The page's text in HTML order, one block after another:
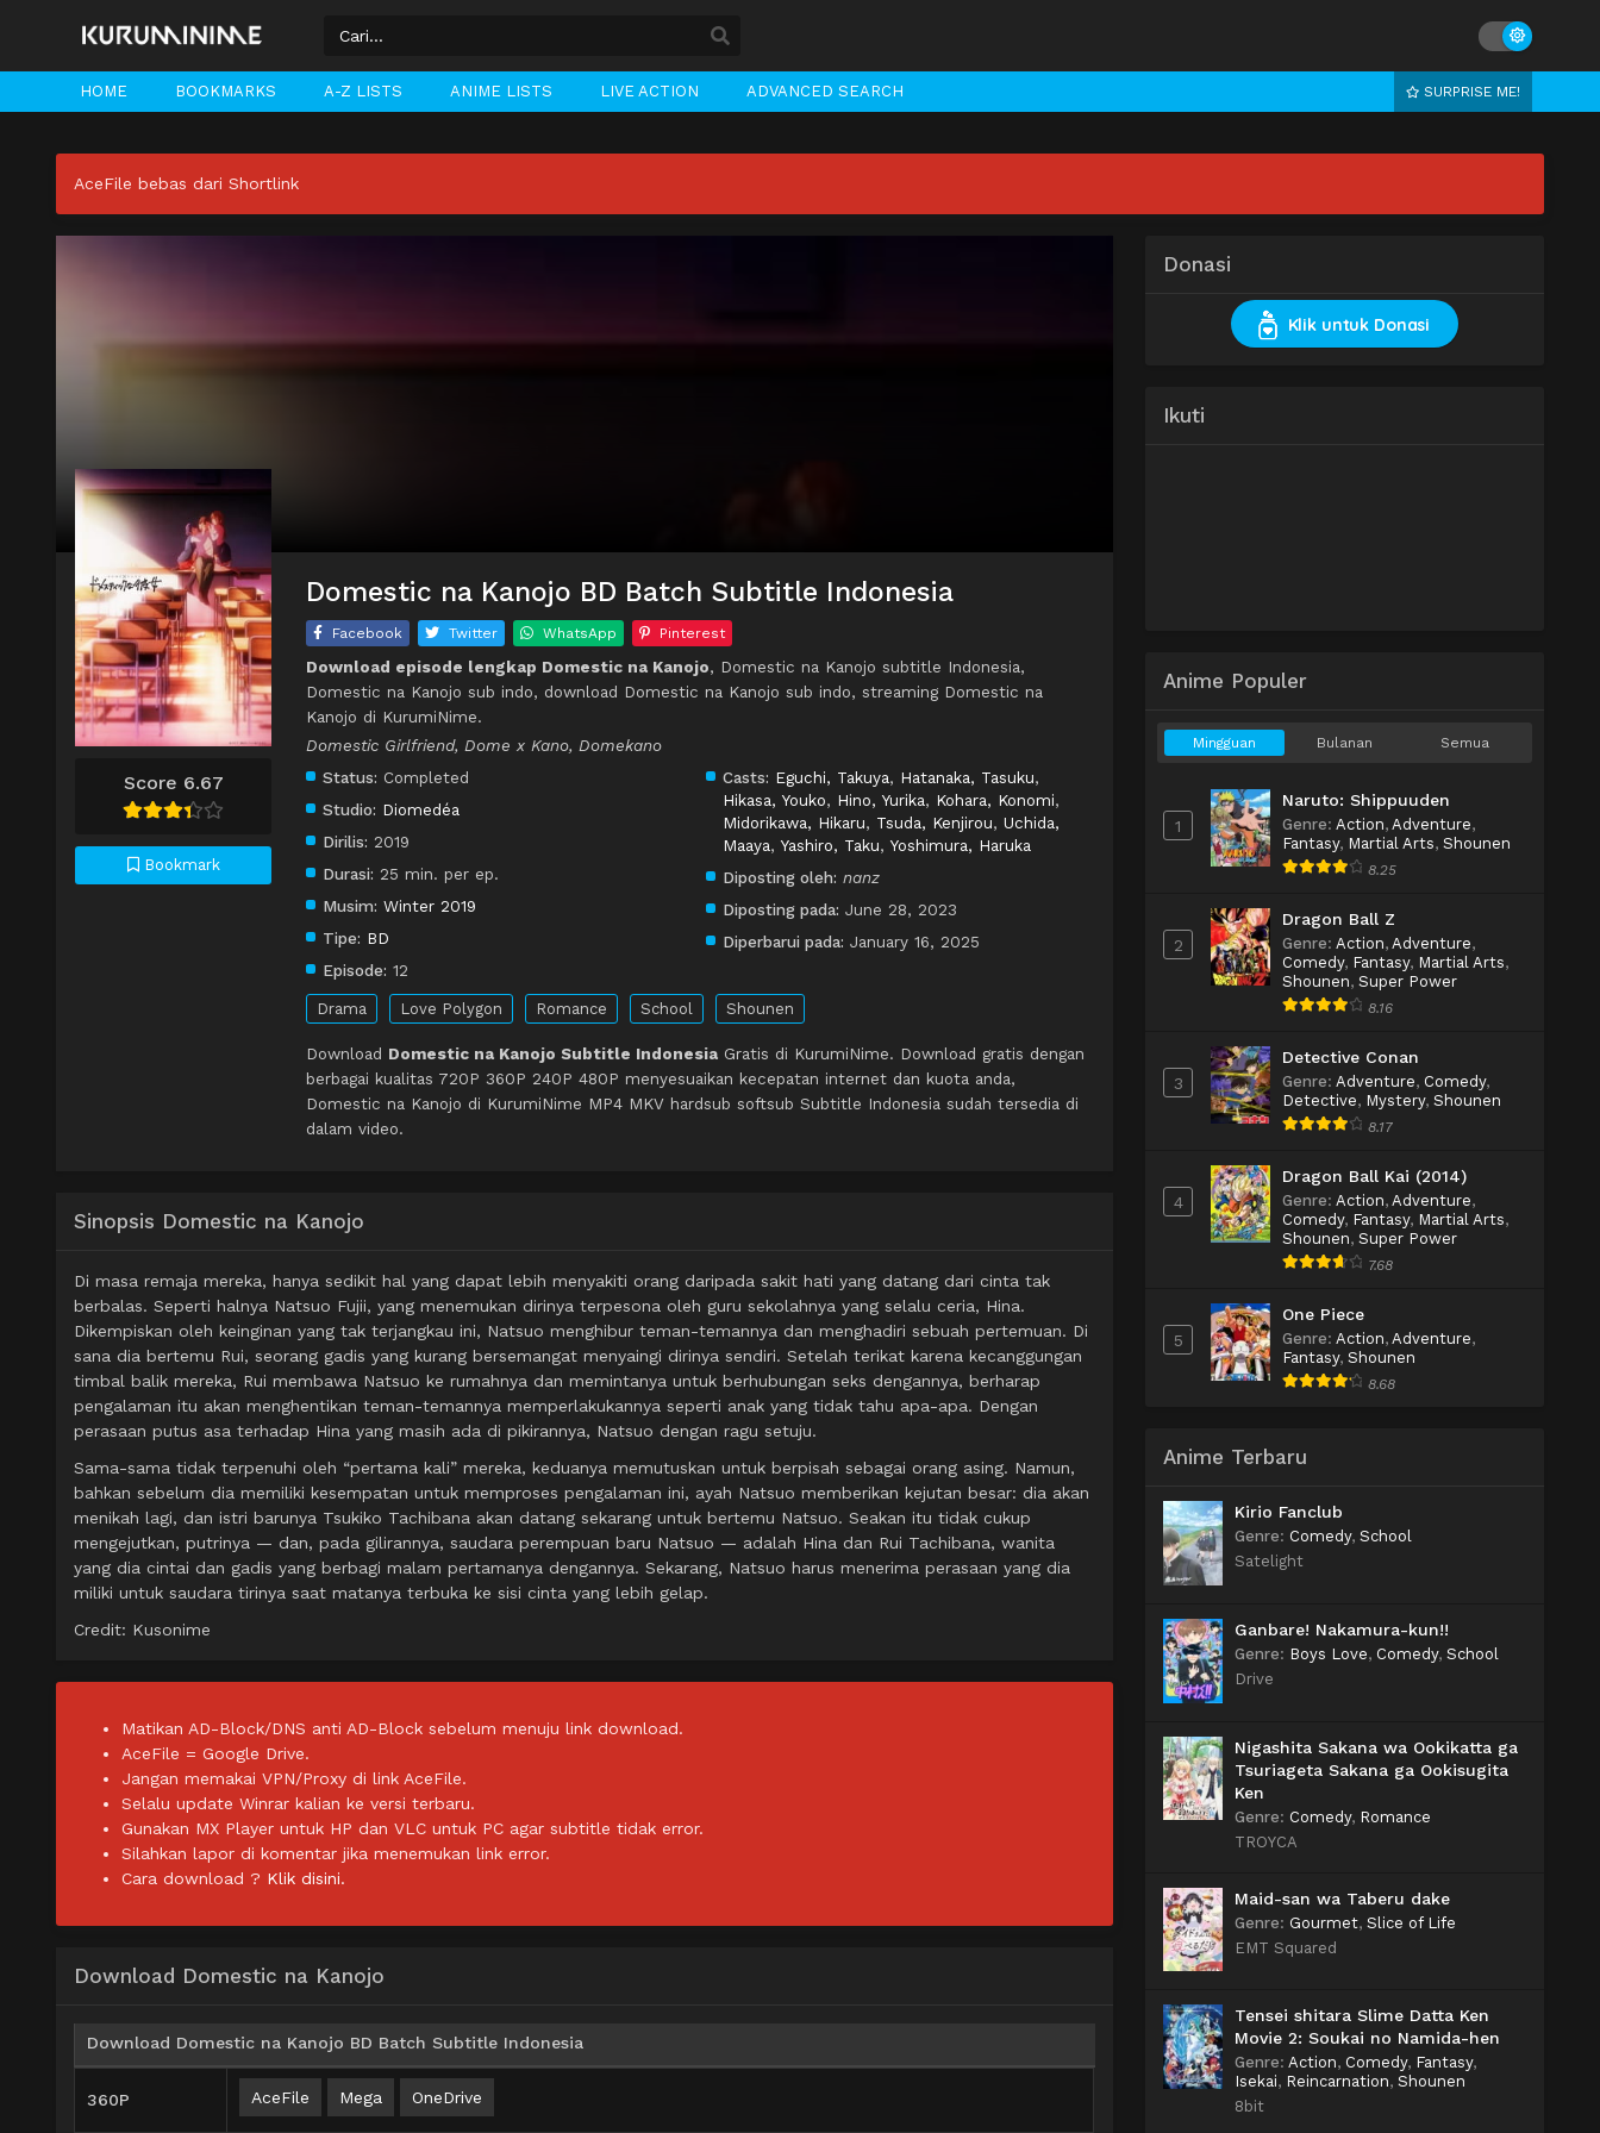
HOME BOOKMARKS A-Z LISTS ANIME LISTS LIVE ACTION ADVANCED SEARCH SURPRISE ME!
AceFile bebas dari Shortlink
Score 6.67
Bookmark
Domestic na Kanojo BD Batch Subtitle Indonesia
Facebook Twitter WhatsApp Pinterest
Download episode lengkap Domestic na Kanojo, Domestic na Kanojo subtitle Indonesia,
Domestic na Kanojo sub indo, download Domestic na Kanojo sub indo, streaming Domestic na
Kanojo di KurumiNime.
Domestic Girlfriend, Dome x Kano, Domekano
Status: Completed
Studio: Diomedéa
Dirilis: 2019
Durasi: 25 min. per ep.
Musim: Winter 2019
Tipe: BD
Episode: 12
Casts: Eguchi, Takuya, Hatanaka, Tasuku,
Hikasa, Youko, Hino, Yurika, Kohara, Konomi,
Midorikawa, Hikaru, Tsuda, Kenjirou, Uchida,
Maaya, Yashiro, Taku, Yoshimura, Haruka
Diposting oleh: nanz
Diposting pada: June 28, 2023
Diperbarui pada: January 16, 2025
Drama Love Polygon Romance School Shounen
Download Domestic na Kanojo Subtitle Indonesia Gratis di KurumiNime. Download gratis dengan
berbagai kualitas 720P 360P 240P 480P menyesuaikan kecepatan internet dan kuota anda,
Domestic na Kanojo di KurumiNime MP4 MKV hardsub softsub Subtitle Indonesia sudah tersedia di
dalam video.
Sinopsis Domestic na Kanojo
Di masa remaja mereka, hanya sedikit hal yang dapat lebih menyakiti orang daripada sakit hati yang datang dari cinta tak
berbalas. Seperti halnya Natsuo Fujii, yang menemukan dirinya terpesona oleh guru sekolahnya yang selalu ceria, Hina.
Dikempiskan oleh keinginan yang tak terjangkau ini, Natsuo menghibur teman-temannya dan menghadiri sebuah pertemuan. Di
sana dia bertemu Rui, seorang gadis yang kurang bersemangat menyaingi dirinya sendiri. Setelah terikat karena kecanggungan
timbal balik mereka, Rui membawa Natsuo ke rumahnya dan memintanya untuk berhubungan seks dengannya, berharap
pengalaman itu akan menghentikan teman-temannya memperlakukannya seperti anak yang tidak tahu apa-apa. Dengan
perasaan putus asa terhadap Hina yang masih ada di pikirannya, Natsuo dengan ragu setuju.
Sama-sama tidak terpenuhi oleh “pertama kali” mereka, keduanya memutuskan untuk berpisah sebagai orang asing. Namun,
bahkan sebelum dia memiliki kesempatan untuk memproses pengalaman ini, ayah Natsuo memberikan kejutan besar: dia akan
menikah lagi, dan istri barunya Tsukiko Tachibana akan datang sekarang untuk bertemu Natsuo. Seakan itu tidak cukup
mengejutkan, putrinya — dan, pada gilirannya, saudara perempuan baru Natsuo — adalah Hina dan Rui Tachibana, wanita
yang dia cintai dan gadis yang berbagi malam pertamanya dengannya. Sekarang, Natsuo harus menerima perasaan yang dia
miliki untuk saudara tirinya saat matanya terbuka ke sisi cinta yang lebih gelap.
Credit: Kusonime
Matikan AD-Block/DNS anti AD-Block sebelum menuju link download.
AceFile = Google Drive.
Jangan memakai VPN/Proxy di link AceFile.
Selalu update Winrar kalian ke versi terbaru.
Gunakan MX Player untuk HP dan VLC untuk PC agar subtitle tidak error.
Silahkan lapor di komentar jika menemukan link error.
Cara download ? Klik disini.
Download Domestic na Kanojo
Download Domestic na Kanojo BD Batch Subtitle Indonesia
360P AceFile Mega OneDrive
Donasi
Klik untuk Donasi
Ikuti
Anime Populer
Mingguan Bulanan Semua
1
Naruto: Shippuuden
Genre: Action, Adventure,
Fantasy, Martial Arts, Shounen
8.25
2
Dragon Ball Z
Genre: Action, Adventure,
Comedy, Fantasy, Martial Arts,
Shounen, Super Power
8.16
3
Detective Conan
Genre: Adventure, Comedy,
Detective, Mystery, Shounen
8.17
4
Dragon Ball Kai (2014)
Genre: Action, Adventure,
Comedy, Fantasy, Martial Arts,
Shounen, Super Power
7.68
5
One Piece
Genre: Action, Adventure,
Fantasy, Shounen
8.68
Anime Terbaru
Kirio Fanclub
Genre: Comedy, School
Satelight
Ganbare! Nakamura-kun!!
Genre: Boys Love, Comedy, School
Drive
Nigashita Sakana wa Ookikatta ga
Tsuriageta Sakana ga Ookisugita
Ken
Genre: Comedy, Romance
TROYCA
Maid-san wa Taberu dake
Genre: Gourmet, Slice of Life
EMT Squared
Tensei shitara Slime Datta Ken
Movie 2: Soukai no Namida-hen
Genre: Action, Comedy, Fantasy,
Isekai, Reincarnation, Shounen
8bit